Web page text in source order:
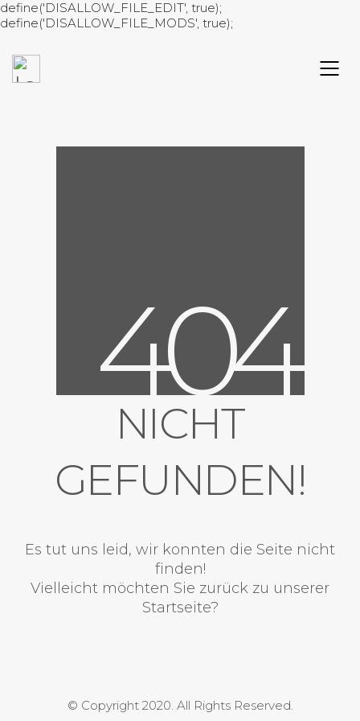
define('DISALLOW_FILE_EDIT', true);
define('DISALLOW_FILE_MODS', true);
404
NICHT
GEFUNDEN!
Es tut uns leid, wir konnten die Seite nicht
finden!
Vielleicht möchten Sie zurück zu unserer
Startseite?
© Copyright 2020. All Rights Reserved.